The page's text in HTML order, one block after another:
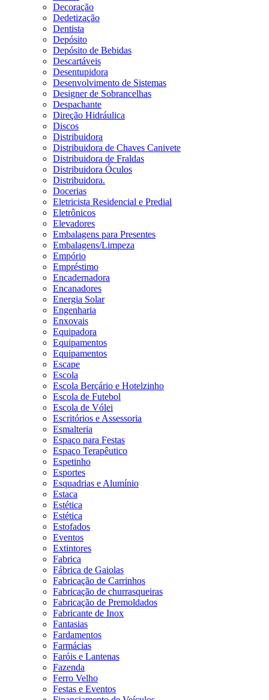
Decoração
Dedetização
Dentista
Depósito
Depósito de Bebidas
Descartáveis
Desentupidora
Desenvolvimento de Sistemas
Designer de Sobrancelhas
Despachante
Direção Hidráulica
Discos
Distribuidora
Distribuidora de Chaves Canivete
Distribuidora de Fraldas
Distribuidora Óculos
Distribuidora.
Docerias
Eletricista Residencial e Predial
Eletrônicos
Elevadores
Embalagens para Presentes
Embalagens/Limpeza
Empório
Empréstimo
Encadernadora
Encanadores
Energia Solar
Engenharia
Enxovais
Equipadora
Equipamentos
Equipamentos
Escape
Escola
Escola Berçário e Hotelzinho
Escola de Futebol
Escola de Vólei
Escritórios e Assessoria
Esmalteria
Espaço para Festas
Espaço Terapêutico
Espetinho
Esportes
Esquadrias e Alumínio
Estaca
Estética
Estética
Estofados
Eventos
Extintores
Fabrica
Fábrica de Gaiolas
Fabricação de Carrinhos
Fabricação de churrasqueiras
Fabricação de Premoldados
Fabricante de Inox
Fantasias
Fardamentos
Farmácias
Faróis e Lantenas
Fazenda
Ferro Velho
Festas e Eventos